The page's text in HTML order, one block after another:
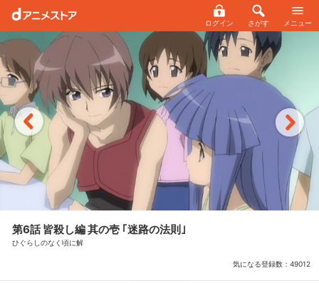
ログイン さがす メニュー
第6話 皆殺し編 其の壱 ｢迷路の法則｣
ひぐらしのなく頃に解
気になる登録数： 49012